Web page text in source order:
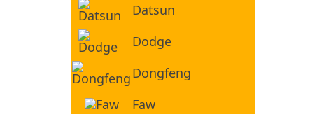
Datsun
Dodge
Dongfeng
Faw